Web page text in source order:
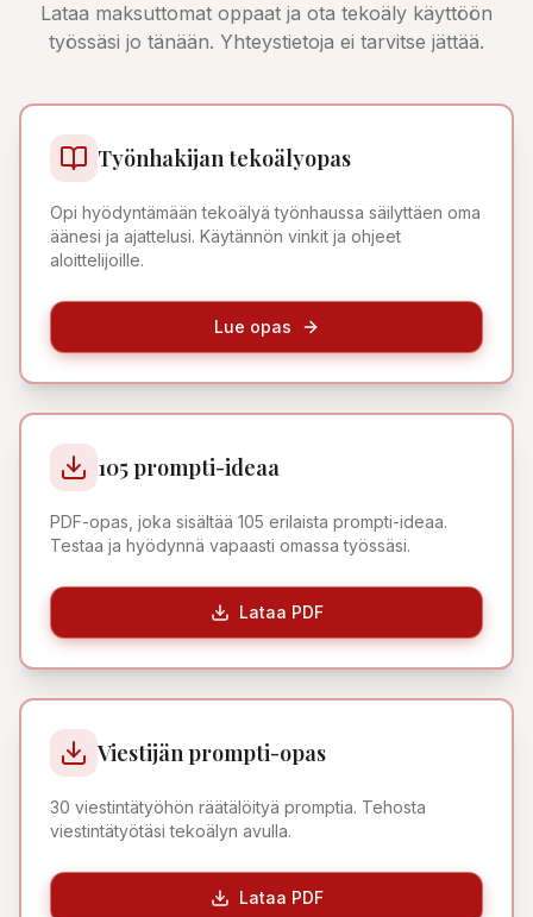
Lataa maksuttomat oppaat ja ota tekoäly käyttöön
työssäsi jo tänään. Yhteystietoja ei tarvitse jättää.
Työnhakijan tekoälyopas
Opi hyödyntämään tekoälyä työnhaussa säilyttäen oma
äänesi ja ajattelusi. Käytännön vinkit ja ohjeet
aloittelijoille.
Lue opas
105 prompti-ideaa
PDF-opas, joka sisältää 105 erilaista prompti-ideaa.
Testaa ja hyödynnä vapaasti omassa työssäsi.
Lataa PDF
Viestijän prompti-opas
30 viestintätyöhön räätälöityä promptia. Tehosta
viestintätyötäsi tekoälyn avulla.
Lataa PDF